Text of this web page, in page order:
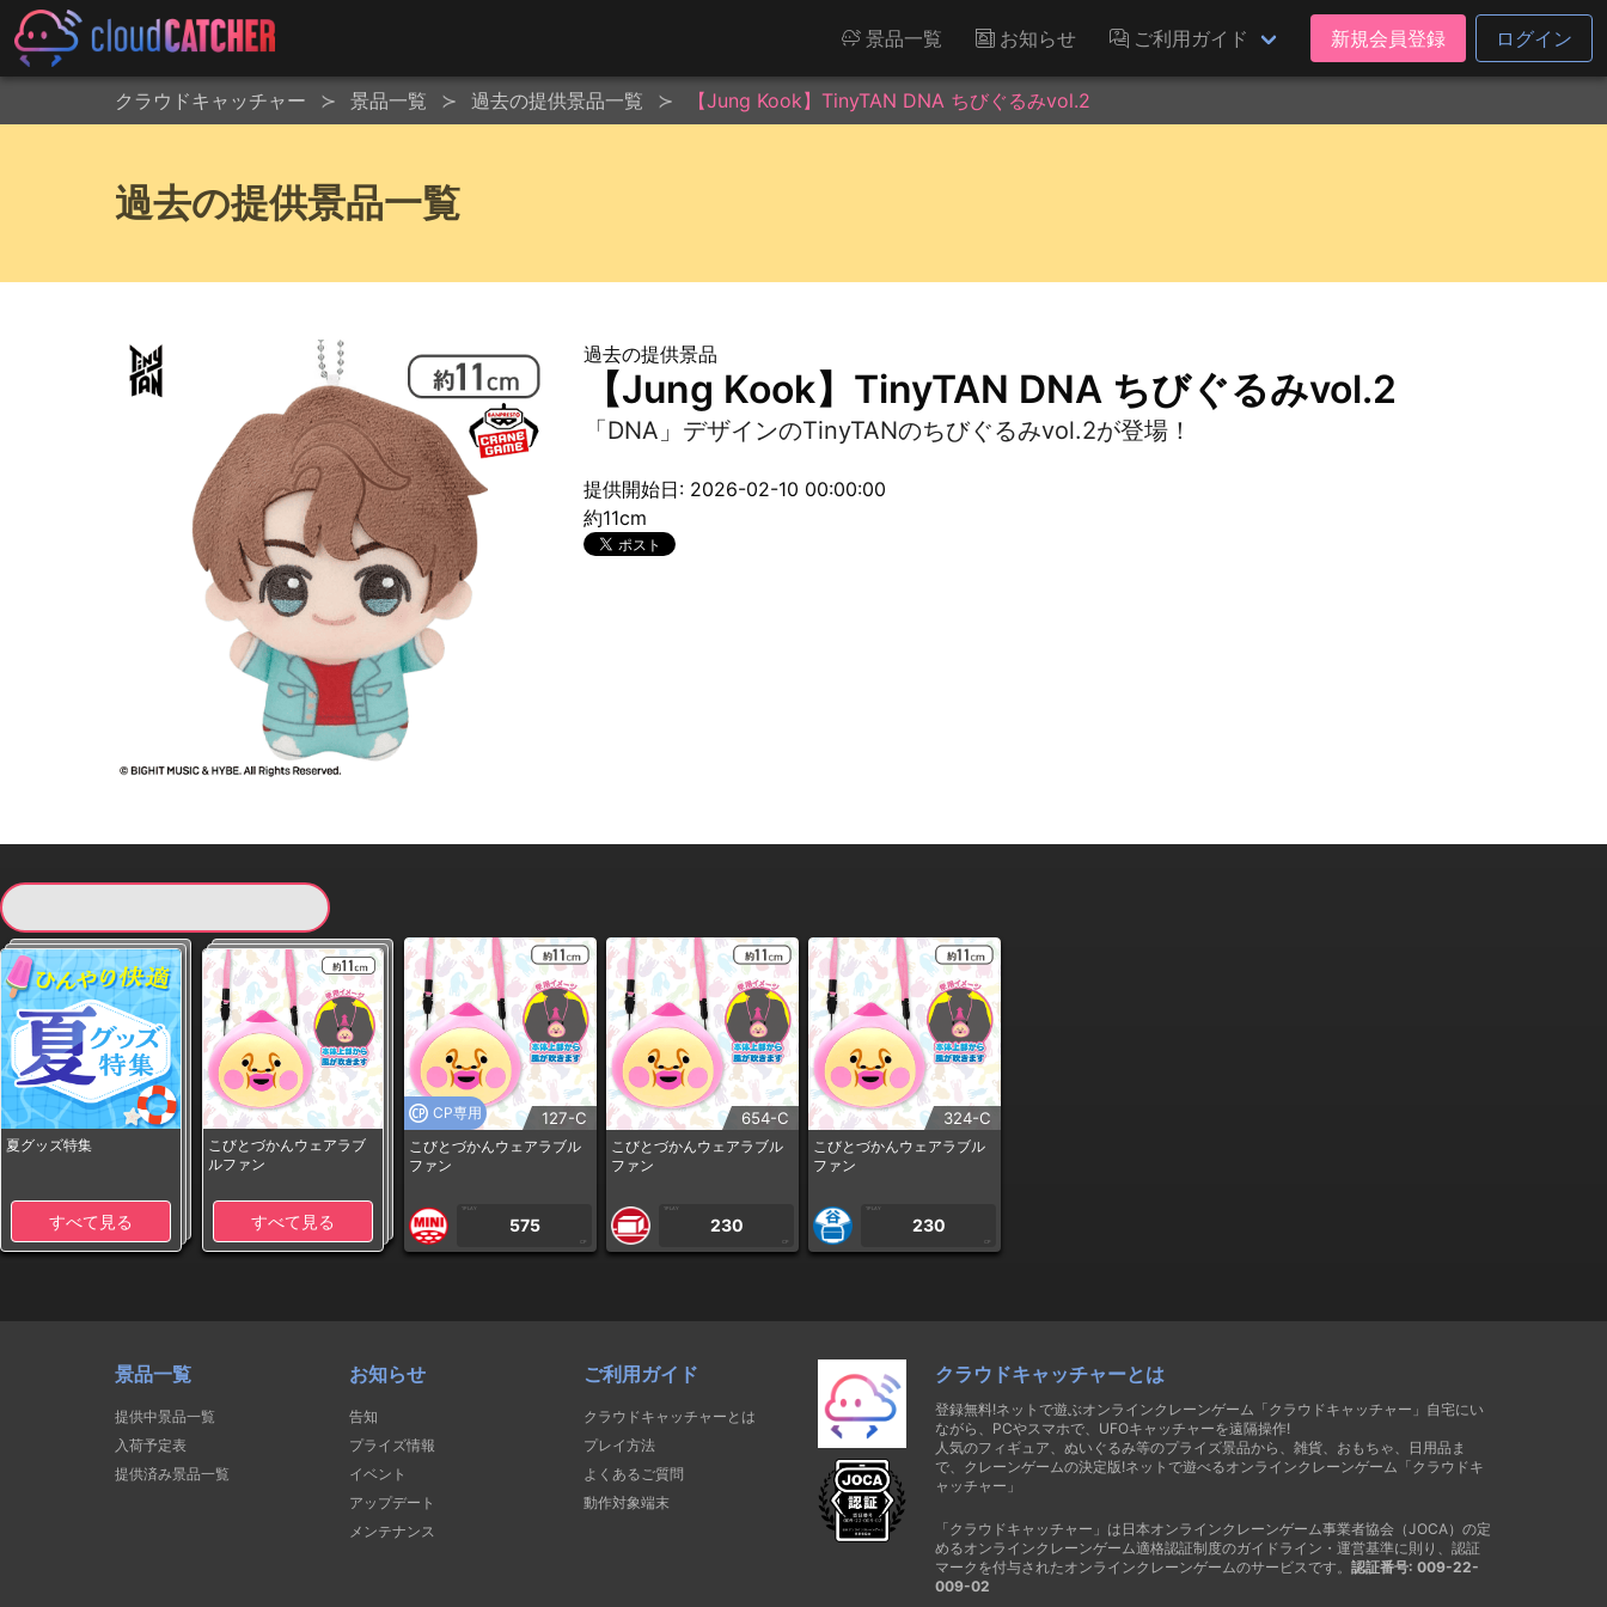
景品一覧 お知らせ ご利用ガイド 新規会員登録 ログイン
クラウドキャッチャー 景品一覧 過去の提供景品一覧 【Jung Kook】TinyTAN DNA ちびぐるみvol.2
過去の提供景品一覧
過去の提供景品
【Jung Kook】TinyTAN DNA ちびぐるみvol.2
「DNA」デザインのTinyTANのちびぐるみvol.2が登場！
提供開始日: 2026-02-10 00:00:00
約11cm
夏グッズ特集
すべて見る
こびとづかんウェアラブ
ルファン
すべて見る
CP専用 127-C
こびとづかんウェアラブル
ファン
1PLAY
575
CP
654-C
こびとづかんウェアラブル
ファン
1PLAY
230
CP
324-C
こびとづかんウェアラブル
ファン
1PLAY
230
CP
景品一覧
提供中景品一覧
入荷予定表
提供済み景品一覧
お知らせ
告知
プライズ情報
イベント
アップデート
メンテナンス
ご利用ガイド
クラウドキャッチャーとは
プレイ方法
よくあるご質問
動作対象端末
クラウドキャッチャーとは
登録無料!ネットで遊ぶオンラインクレーンゲーム「クラウドキャッチャー」自宅にい
ながら、PCやスマホで、UFOキャッチャーを遠隔操作!
人気のフィギュア、ぬいぐるみ等のプライズ景品から、雑貨、おもちゃ、日用品ま
で、クレーンゲームの決定版!ネットで遊べるオンラインクレーンゲーム「クラウドキ
ャッチャー」
「クラウドキャッチャー」は日本オンラインクレーンゲーム事業者協会（JOCA）の定
めるオンラインクレーンゲーム適格認証制度のガイドライン・運営基準に則り、認証
マークを付与されたオンラインクレーンゲームのサービスです。 認証番号: 009-22-
009-02